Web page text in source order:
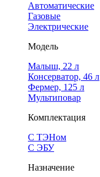
Автоматические
Газовые
Электрические
Модель
Малыш, 22 л
Консерватор, 46 л
Фермер, 125 л
Мультиповар
Комплектация
С ТЭНом
С ЭБУ
Назначение